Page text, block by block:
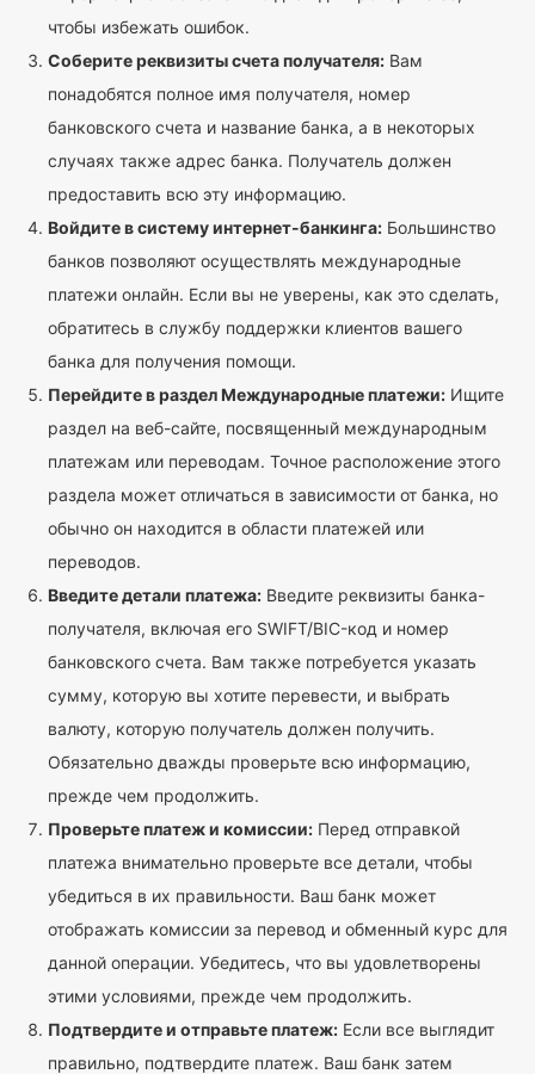
чтобы избежать ошибок.
Соберите реквизиты счета получателя: Вам
понадобятся полное имя получателя, номер
банковского счета и название банка, а в некоторых
случаях также адрес банка. Получатель должен
предоставить всю эту информацию.
Войдите в систему интернет-банкинга: Большинство
банков позволяют осуществлять международные
платежи онлайн. Если вы не уверены, как это сделать,
обратитесь в службу поддержки клиентов вашего
банка для получения помощи.
Перейдите в раздел Международные платежи: Ищите
раздел на веб-сайте, посвященный международным
платежам или переводам. Точное расположение этого
раздела может отличаться в зависимости от банка, но
обычно он находится в области платежей или
переводов.
Введите детали платежа: Введите реквизиты банка-
получателя, включая его SWIFT/BIC-код и номер
банковского счета. Вам также потребуется указать
сумму, которую вы хотите перевести, и выбрать
валюту, которую получатель должен получить.
Обязательно дважды проверьте всю информацию,
прежде чем продолжить.
Проверьте платеж и комиссии: Перед отправкой
платежа внимательно проверьте все детали, чтобы
убедиться в их правильности. Ваш банк может
отображать комиссии за перевод и обменный курс для
данной операции. Убедитесь, что вы удовлетворены
этими условиями, прежде чем продолжить.
Подтвердите и отправьте платеж: Если все выглядит
правильно, подтвердите платеж. Ваш банк затем